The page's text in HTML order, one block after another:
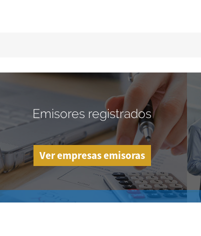
Emisores registrados
Ver empresas emisoras